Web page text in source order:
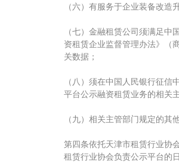
（六）有服务于企业装备改造
（七）金融租赁公司须满足
资租赁企业监督管理办法》（
关数据；
（八）须在中国人民银行征
平台公示融资租赁业务的相关
（九）相关主管部门规定的其
第四条依托天津市租赁行业协
租赁行业协会负责公示平台的